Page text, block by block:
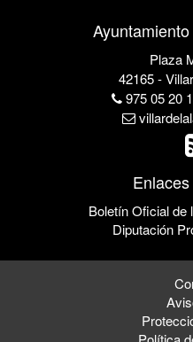
Plaza
42165 -
975 05 20
Boletín Oficial de
Diputación